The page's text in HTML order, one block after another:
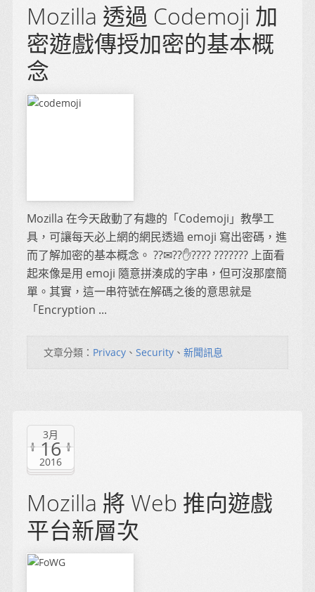
Mozilla 透過 Codemoji 加
密遊戲傳授加密的基本概
念
Mozilla 在今天啟動了有趣的「Codemoji」教學工
具，可讓每天必上網的網民透過 emoji 寫出密碼，進
而了解加密的基本概念。 ??✉??✋???? ??????? 上面看
起來像是用 emoji 隨意拼湊成的字串，但可沒那麼簡
單。其實，這一串符號在解碼之後的意思就是
「Encryption ...
文章分類： Privacy 、 Security 、 新聞訊息
3月
16
2016
Mozilla 將 Web 推向遊戲
平台新層次